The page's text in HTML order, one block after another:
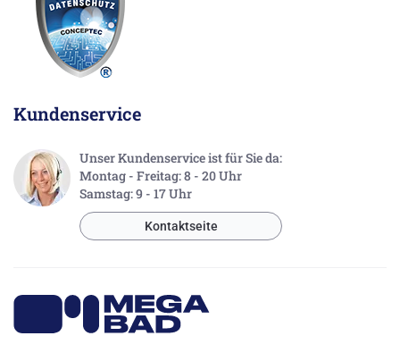
Kundenservice
Unser Kundenservice ist für Sie da:
Montag - Freitag: 8 - 20 Uhr
Samstag: 9 - 17 Uhr
Kontaktseite